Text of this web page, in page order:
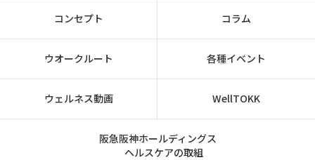
コンセプト コラム
ウオークルート 各種イベント
ウェルネス動画 WellTOKK
阪急阪神ホールディングス
ヘルスケアの取組